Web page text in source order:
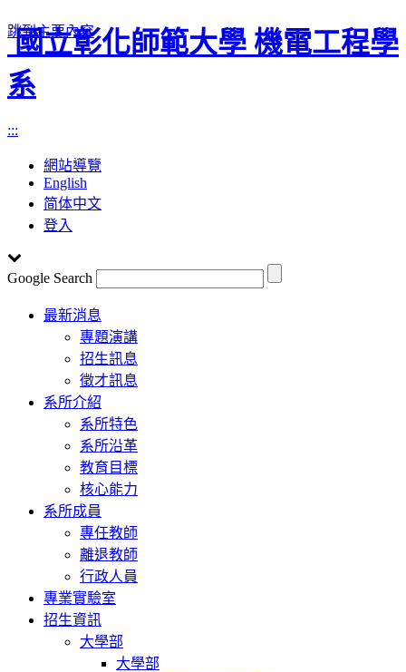
跳到主要內容
國立彰化師範大學 機電工程學
系
:::
網站導覽
English
简体中文
登入
Google Search
Toggle
navigation
最新消息
專題演講
招生訊息
徵才訊息
系所介紹
系所特色
系所沿革
教育目標
核心能力
系所成員
專任教師
離退教師
行政人員
專業實驗室
招生資訊
大學部
大學部